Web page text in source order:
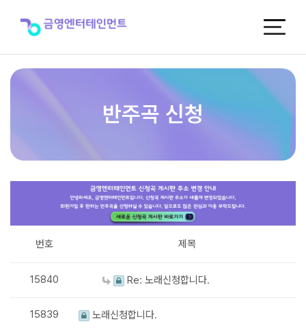
반주곡 신청
번호 제목
15840 Re: 노래신청합니다.
15839 노래신청합니다.